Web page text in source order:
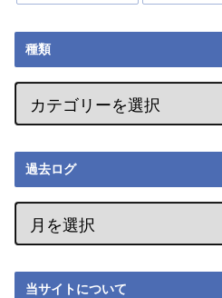
種類
過去ログ
当サイトについて